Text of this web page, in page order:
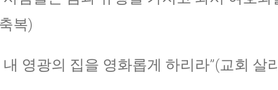
복)
내 영광의 집을 영화롭게 하리라”(교회 살